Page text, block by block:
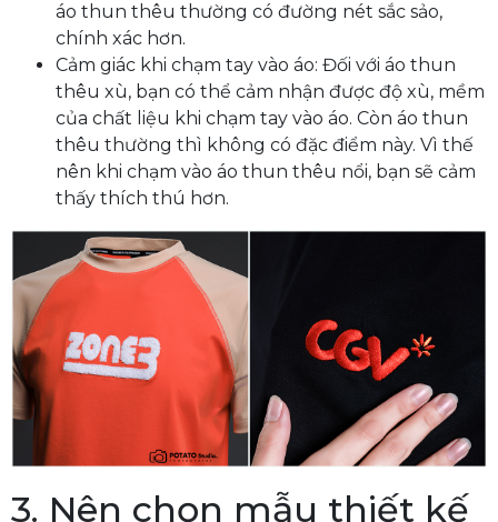
áo thun thêu thường có đường nét sắc sảo,
chính xác hơn.
Cảm giác khi chạm tay vào áo: Đối với áo thun
thêu xù, bạn có thể cảm nhận được độ xù, mềm
của chất liệu khi chạm tay vào áo. Còn áo thun
thêu thường thì không có đặc điểm này. Vì thế
nên khi chạm vào áo thun thêu nổi, bạn sẽ cảm
thấy thích thú hơn.
3. Nên chọn mẫu thiết kế